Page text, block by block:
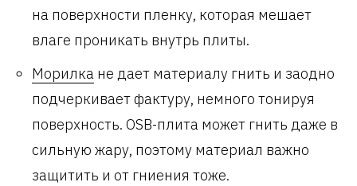
на поверхности пленку, которая мешает
влаге проникать внутрь плиты.
Морилка не дает материалу гнить и заодно
подчеркивает фактуру, немного тонируя
поверхность. OSB-плита может гнить даже в
сильную жару, поэтому материал важно
защитить и от гниения тоже.